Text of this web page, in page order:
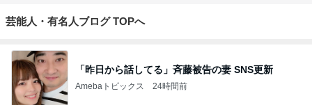
芸能人・有名人ブログ TOPへ
「昨日から話してる」斉藤被告の妻 SNS更新
Amebaトピックス 24時間前